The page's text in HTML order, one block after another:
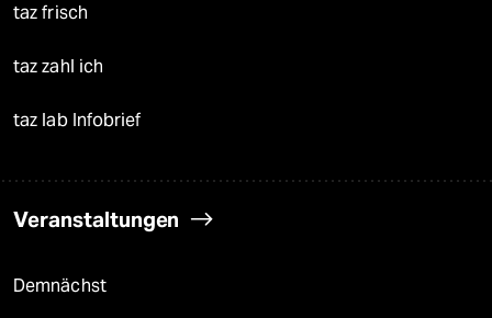
taz frisch
taz zahl ich
taz lab Infobrief
Veranstaltungen
Demnächst